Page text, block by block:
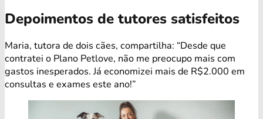
Depoimentos de tutores satisfeitos
Maria, tutora de dois cães, compartilha: “Desde que
contratei o Plano Petlove, não me preocupo mais com
gastos inesperados. Já economizei mais de R$2.000 em
consultas e exames este ano!”